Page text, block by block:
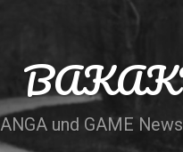
und GAME